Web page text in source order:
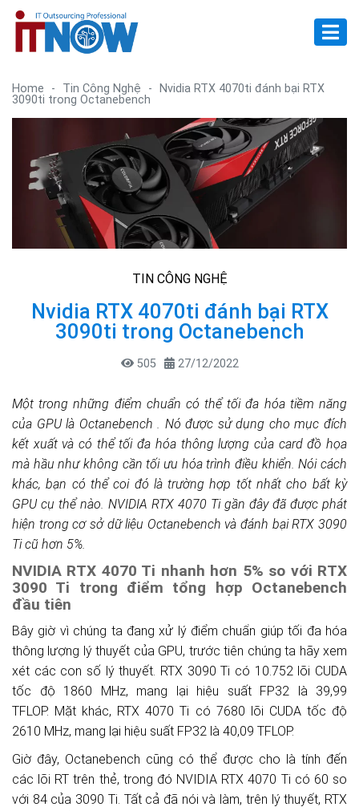
Home - Tin Công Nghệ -
Nvidia RTX 4070ti đánh bại RTX
3090ti trong Octanebench
TIN CÔNG NGHỆ
Nvidia RTX 4070ti đánh bại RTX
3090ti trong Octanebench
505 27/12/2022
Một trong những điểm chuẩn có thể tối đa hóa tiềm năng
của GPU là Octanebench . Nó được sử dụng cho mục đích
kết xuất và có thể tối đa hóa thông lượng của card đồ họa
mà hầu như không cần tối ưu hóa trình điều khiển. Nói cách
khác, bạn có thể coi đó là trường hợp tốt nhất cho bất kỳ
GPU cụ thể nào. NVIDIA RTX 4070 Ti gần đây đã được phát
hiện trong cơ sở dữ liệu Octanebench và đánh bại RTX 3090
Ti cũ hơn 5%.
NVIDIA RTX 4070 Ti nhanh hơn 5% so với RTX
3090 Ti trong điểm tổng hợp Octanebench
đầu tiên
Bây giờ vì chúng ta đang xử lý điểm chuẩn giúp tối đa hóa
thông lượng lý thuyết của GPU, trước tiên chúng ta hãy xem
xét các con số lý thuyết. RTX 3090 Ti có 10.752 lõi CUDA
tốc độ 1860 MHz, mang lại hiệu suất FP32 là 39,99
TFLOP. Mặt khác, RTX 4070 Ti có 7680 lõi CUDA tốc độ
2610 MHz, mang lại hiệu suất FP32 là 40,09 TFLOP.
Giờ đây, Octanebench cũng có thể được cho là tính đến
các lõi RT trên thẻ, trong đó NVIDIA RTX 4070 Ti có 60 so
với 84 của 3090 Ti. Tất cả đã nói và làm, trên lý thuyết, RTX